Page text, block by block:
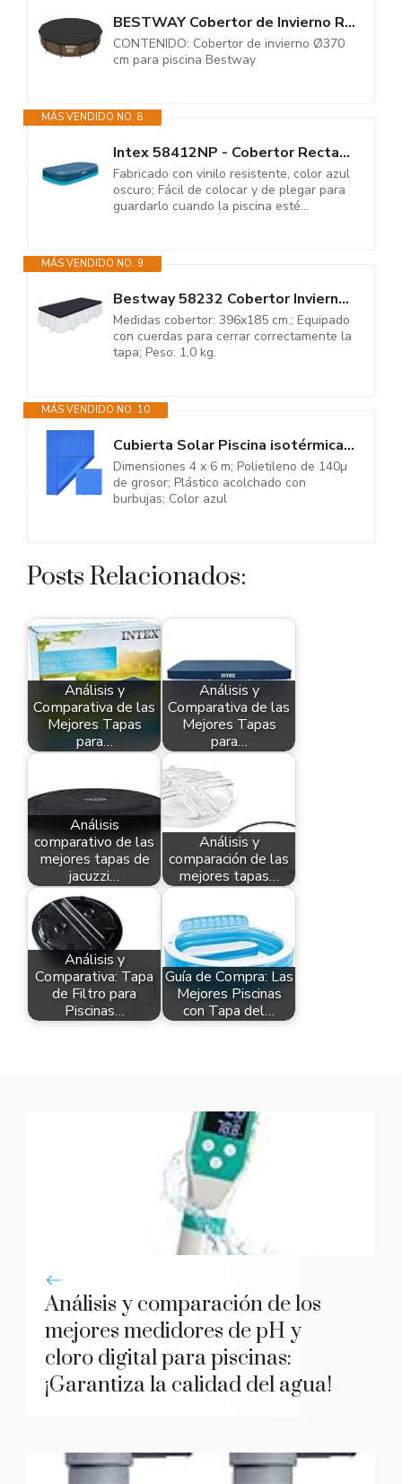
BESTWAY Cobertor de Invierno Redondo Ø370 cm de PVC para Piscinas Negro
CONTENIDO: Cobertor de invierno Ø370
cm para piscina Bestway
MÁS VENDIDO NO. 8
Intex 58412NP - Cobertor Rectangular Piscina 305 x 183 cm y 262 x 175 cm
Fabricado con vinilo resistente, color azul
oscuro; Fácil de colocar y de plegar para
guardarlo cuando la piscina esté...
MÁS VENDIDO NO. 9
Bestway 58232 Cobertor Invierno para Piscina Desmontable, 412 x 201 cm
Medidas cobertor: 396x185 cm.; Equipado
con cuerdas para cerrar correctamente la
tapa; Peso: 1,0 kg.
MÁS VENDIDO NO. 10
Cubierta Solar Piscina isotérmica Azul Rectangular 4x6m Lona térmica...
Dimensiones 4 x 6 m; Polietileno de 140µ
de grosor; Plástico acolchado con
burbujas; Color azul
Posts Relacionados:
Análisis y
Comparativa de las
Mejores Tapas
para…
Análisis y
Comparativa de las
Mejores Tapas
para…
Análisis
comparativo de las
mejores tapas de
jacuzzi…
Análisis y
comparación de las
mejores tapas…
Análisis y
Comparativa: Tapa
de Filtro para
Piscinas…
Guía de Compra: Las
Mejores Piscinas
con Tapa del…
Análisis y comparación de los
mejores medidores de pH y
cloro digital para piscinas:
¡Garantiza la calidad del agua!